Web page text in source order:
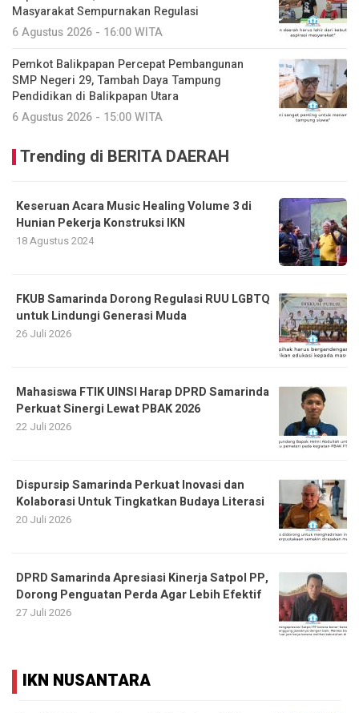
Masyarakat Sempurnakan Regulasi
6 Agustus 2026 - 16:00 WITA
Pemkot Balikpapan Percepat Pembangunan
SMP Negeri 29, Tambah Daya Tampung
Pendidikan di Balikpapan Utara
6 Agustus 2026 - 15:00 WITA
Trending di BERITA DAERAH
Keseruan Acara Music Healing Volume 3 di
Hunian Pekerja Konstruksi IKN
18 Agustus 2024
FKUB Samarinda Dorong Regulasi RUU LGBTQ
untuk Lindungi Generasi Muda
26 Juli 2026
Mahasiswa FTIK UINSI Harap DPRD Samarinda
Perkuat Sinergi Lewat PBAK 2026
22 Juli 2026
Dispursip Samarinda Perkuat Inovasi dan
Kolaborasi Untuk Tingkatkan Budaya Literasi
20 Juli 2026
DPRD Samarinda Apresiasi Kinerja Satpol PP,
Dorong Penguatan Perda Agar Lebih Efektif
27 Juli 2026
IKN NUSANTARA